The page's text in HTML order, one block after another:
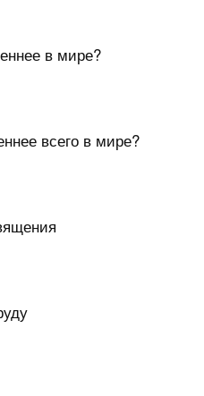
в мире?
всего в мире?